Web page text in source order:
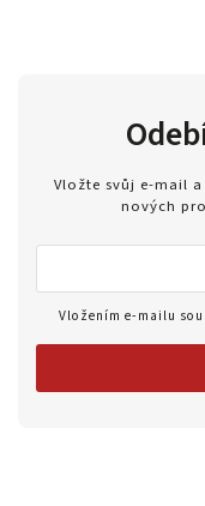
Vložte svůj e-mail
nových
Vložením e-mailu